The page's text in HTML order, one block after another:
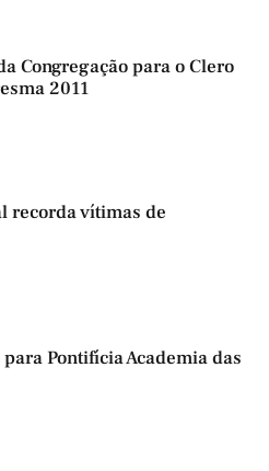
Congregação para o Clero
2011
recorda vítimas de
Pontifícia Academia das